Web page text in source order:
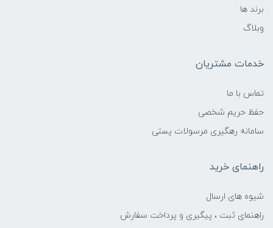
برند ها
وبلاگ
خدمات مشتریان
تماس با ما
حفظ حریم شخصی
سامانه رهگیری مرسولات پستی
راهنمای خرید
شیوه های ارسال
راهنمای ثبت ، پیگیری و پرداخت سفارش